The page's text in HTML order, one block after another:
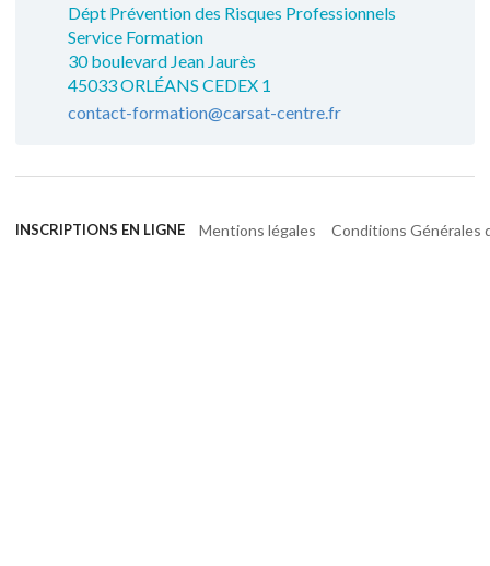
Dépt Prévention des Risques Professionnels
Service Formation
30 boulevard Jean Jaurès
45033 ORLÉANS CEDEX 1
contact-formation@carsat-centre.fr
INSCRIPTIONS EN LIGNE Mentions légales Conditions Générales